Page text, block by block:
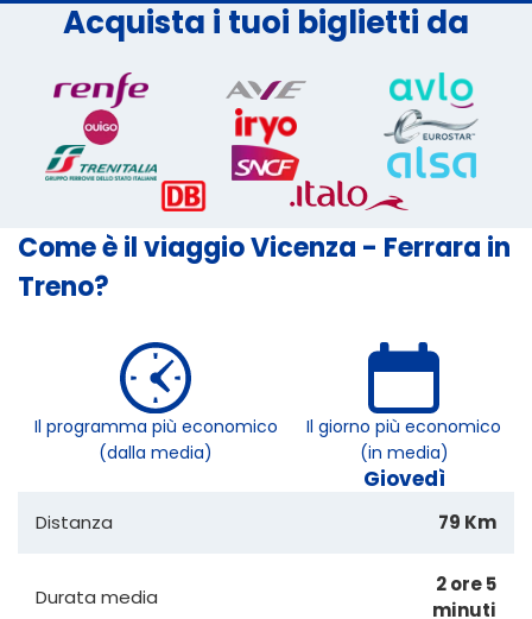
Acquista i tuoi biglietti da
Come è il viaggio Vicenza - Ferrara in
Treno?
Il programma più economico
(dalla media)
Il giorno più economico
(in media)
Giovedì
Distanza 79 Km
Durata media
2 ore 5
minuti